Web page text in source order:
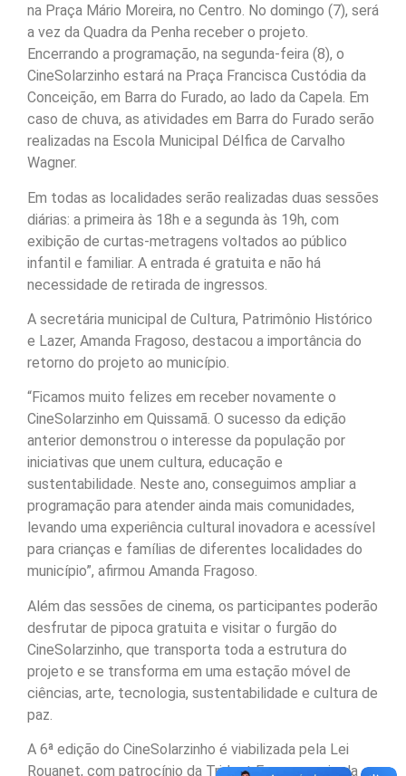
na Praça Mário Moreira, no Centro. No domingo (7), será
a vez da Quadra da Penha receber o projeto.
Encerrando a programação, na segunda-feira (8), o
CineSolarzinho estará na Praça Francisca Custódia da
Conceição, em Barra do Furado, ao lado da Capela. Em
caso de chuva, as atividades em Barra do Furado serão
realizadas na Escola Municipal Délfica de Carvalho
Wagner.
Em todas as localidades serão realizadas duas sessões
diárias: a primeira às 18h e a segunda às 19h, com
exibição de curtas-metragens voltados ao público
infantil e familiar. A entrada é gratuita e não há
necessidade de retirada de ingressos.
A secretária municipal de Cultura, Patrimônio Histórico
e Lazer, Amanda Fragoso, destacou a importância do
retorno do projeto ao município.
“Ficamos muito felizes em receber novamente o
CineSolarzinho em Quissamã. O sucesso da edição
anterior demonstrou o interesse da população por
iniciativas que unem cultura, educação e
sustentabilidade. Neste ano, conseguimos ampliar a
programação para atender ainda mais comunidades,
levando uma experiência cultural inovadora e acessível
para crianças e famílias de diferentes localidades do
município”, afirmou Amanda Fragoso.
Além das sessões de cinema, os participantes poderão
desfrutar de pipoca gratuita e visitar o furgão do
CineSolarzinho, que transporta toda a estrutura do
projeto e se transforma em uma estação móvel de
ciências, arte, tecnologia, sustentabilidade e cultura de
paz.
A 6ª edição do CineSolarzinho é viabilizada pela Lei
Rouanet, com patrocínio da Trident Energy, apoio da